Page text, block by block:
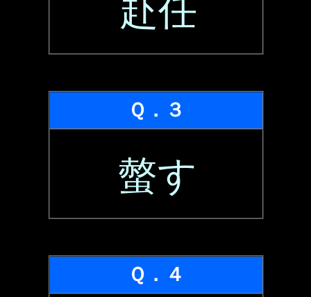
赴任
Ｑ．３
螫す
Ｑ．４